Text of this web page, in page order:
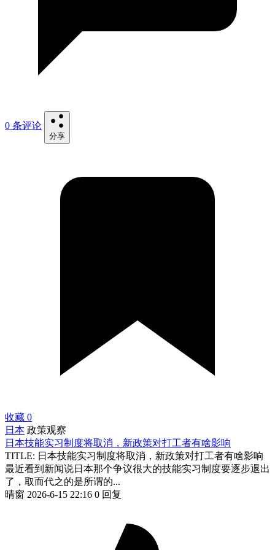
0 条评论
分享
收藏 0
日本 政策观察
日本技能实习制度将取消，新政策对打工者有啥影响
TITLE: 日本技能实习制度将取消，新政策对打工者有啥影响
最近看到新闻说日本那个争议很大的技能实习制度要逐步退出
了，取而代之的是所谓的...
晴窗 2026-6-15 22:16 0 回复